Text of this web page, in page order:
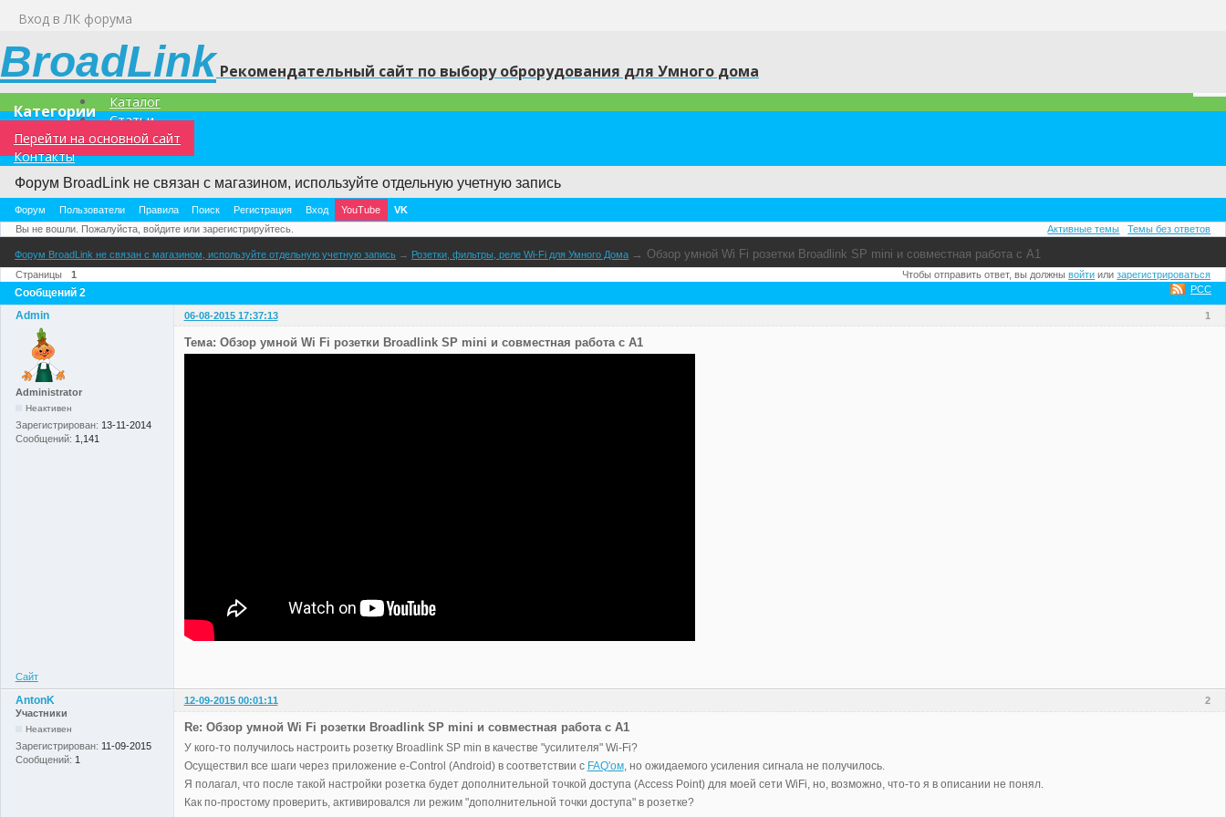
Вход в ЛК форума
BroadLink Рекомендательный сайт по выбору оброрудования для Умного дома
Категории
Каталог
Статьи
Перейти на основной сайт
Контакты
Форум BroadLink не связан с магазином, используйте отдельную учетную запись
Форум Пользователи Правила Поиск Регистрация Вход YouTube
VK
Вы не вошли.
Пожалуйста, войдите или зарегистрируйтесь. Активные темы Темы без ответов
Форум BroadLink не связан с магазином, используйте отдельную учетную запись → Розетки, фильтры, реле Wi-Fi для Умного Дома → Обзор умной Wi Fi розетки Broadlink SP mini и совместная работа с A1
Страницы 1 Чтобы отправить ответ, вы должнывойти илизарегистрироваться
РСС
Сообщений 2
1
Admin 06-08-2015 17:37:13
Administrator
Неактивен
Зарегистрирован: 13-11-2014
Сообщений: 1,141
Тема: Обзор умной Wi Fi розетки Broadlink SP mini и совместная работа с A1
Сайт
2
AntonK
12-09-2015 00:01:11
Участники
Неактивен
Зарегистрирован: 11-09-2015
Сообщений: 1
Re: Обзор умной Wi Fi розетки Broadlink SP mini и совместная работа с A1
У кого-то получилось настроить розетку Broadlink SP min в качестве "усилителя" Wi-Fi?
Осуществил все шаги через приложение e-Control (Android) в соответствии с FAQ'ом, но ожидаемого усиления сигнала не получилось.
Я полагал, что после такой настройки розетка будет дополнительной точкой доступа (Access Point) для моей сети WiFi, но, возможно, что-то я в описании не понял.
Как по-простому проверить, активировался ли режим "дополнительной точки доступа" в розетке?